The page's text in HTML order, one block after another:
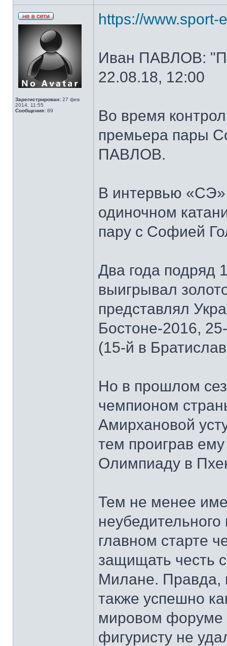
Зарегистрирован: 27 фев
2014, 11:55
Сообщения: 89
https://www.sport-
Иван ПАВЛОВ:
22.08.18, 12:00
Во время
премьера пары
ПАВЛОВ.
В интервью «СЭ»
одиночном
пару с Софией
Два года подряд
выигрывал
представлял
Бостоне-2016,
(15-й в
Но в прошлом
чемпионом
Амирхановой
тем проиграв
Олимпиаду в
Тем не менее
главном старте
защищать честь
Милане. Правда,
также успешно
мировом форуме
фигуристу не